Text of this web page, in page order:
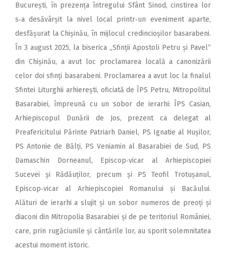
București, în prezența întregului Sfânt Sinod, cinstirea lor
s‑a desăvârșit la nivel local printr‑un eveniment aparte,
des­fășurat la Chișinău, în mijlocul credincioșilor basarabeni.
În 3 august 2025, la biserica „Sfinții Apostoli Petru și Pavel“
din Chișinău, a avut loc proclamarea locală a canonizării
celor doi sfinți basarabeni. Proclamarea a avut loc la finalul
Sfintei Liturghii arhierești, oficiată de ÎPS Petru, Mitropolitul
Basarabiei, împreună cu un sobor de ierarhi: ÎPS Casian,
Arhiepis­copul Dunării de Jos, prezent ca delegat al
Preafericitului Părinte Patriarh Daniel, PS Ignatie al Hușilor,
PS Antonie de Bălți, PS Veniamin al Basarabiei de Sud, PS
Damaschin Dorneanul, Epis­cop‑vicar al Arhiepiscopiei
Sucevei și Rădăuților, precum și PS Teofil Trotușanul,
Episcop‑vicar al Arhiepiscopiei Romanului și Bacăului.
Alături de ierarhi a slujit și un sobor numeros de preoți și
diaconi din Mitropolia Basarabiei și de pe teritoriul României,
care, prin rugăciunile și cântările lor, au sporit solemnitatea
acestui moment istoric.